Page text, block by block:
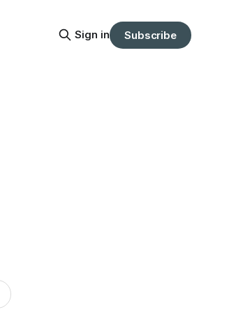
Sign in Subscribe